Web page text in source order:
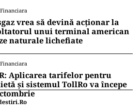
vrea să devină acționar la
unui terminal american
naturale lichefiate
Aplicarea tarifelor pentru
și sistemul TollRo va începe